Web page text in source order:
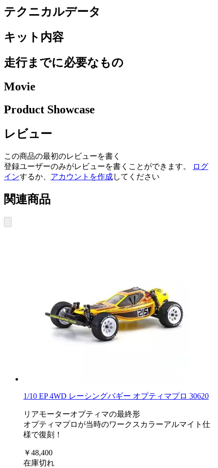
テクニカルデータ
キット内容
走行までに必要なもの
Movie
Product Showcase
レビュー
この商品の最初のレビューを書く
登録ユーザーのみがレビューを書くことができます。
ログ
インするか、 アカウントを作成してください
関連商品
1/10 EP 4WD レーシングバギー オプティマプロ 30620
リアモーターオプティマの最終形
オプティマプロが当時のワークスカラーアルマイト仕
様で復刻！
￥48,400
在庫切れ